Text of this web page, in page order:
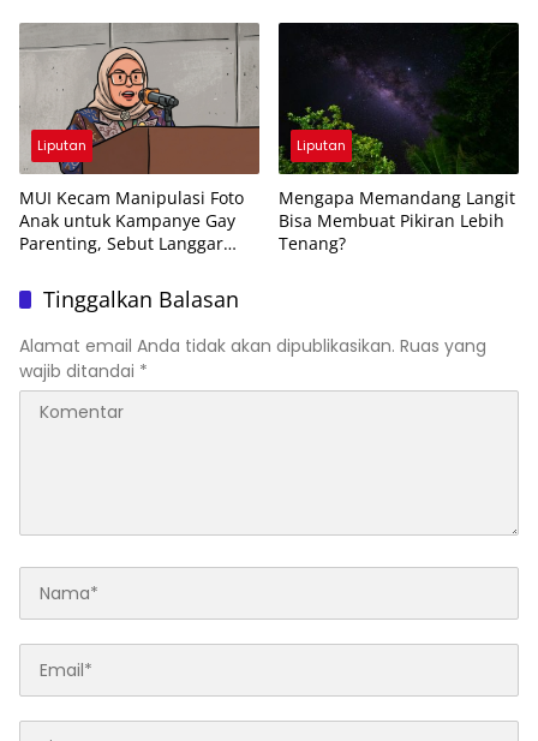
Liputan
MUI Kecam Manipulasi Foto
Anak untuk Kampanye Gay
Parenting, Sebut Langgar
Liputan
Mengapa Memandang Langit
Bisa Membuat Pikiran Lebih
Tenang?
Tinggalkan Balasan
Alamat email Anda tidak akan dipublikasikan. Ruas yang
wajib ditandai *